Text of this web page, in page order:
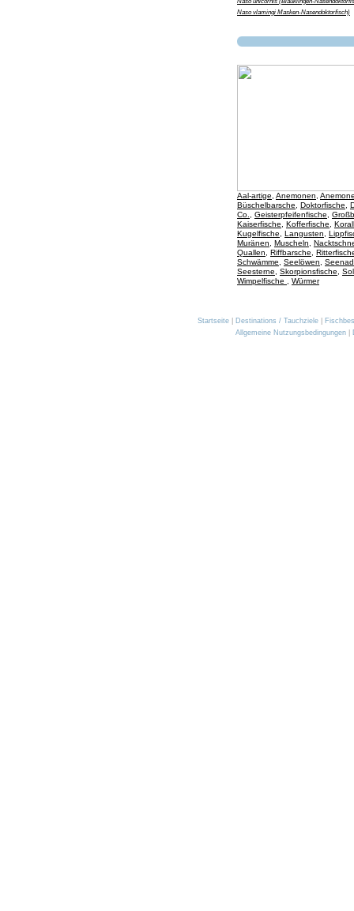
Naso vlamingi Masken-Nasendoktorfisch)
Aal-artige Anemonen
Büschelbarsche
Doktorfische
Co.
Geisterpfeifenfische
Kaiserfische
Kofferfische
Kugelfische
Langusten
Muränen
Muscheln
Quallen
Riffbarsche
Schwämme
Seelöwen
Seesterne
Skorpionsfische
Wimpelfische
Würmer
Startseite| Destinations / Tauchziele|
Allgemeine Nutzungsbedingungen|